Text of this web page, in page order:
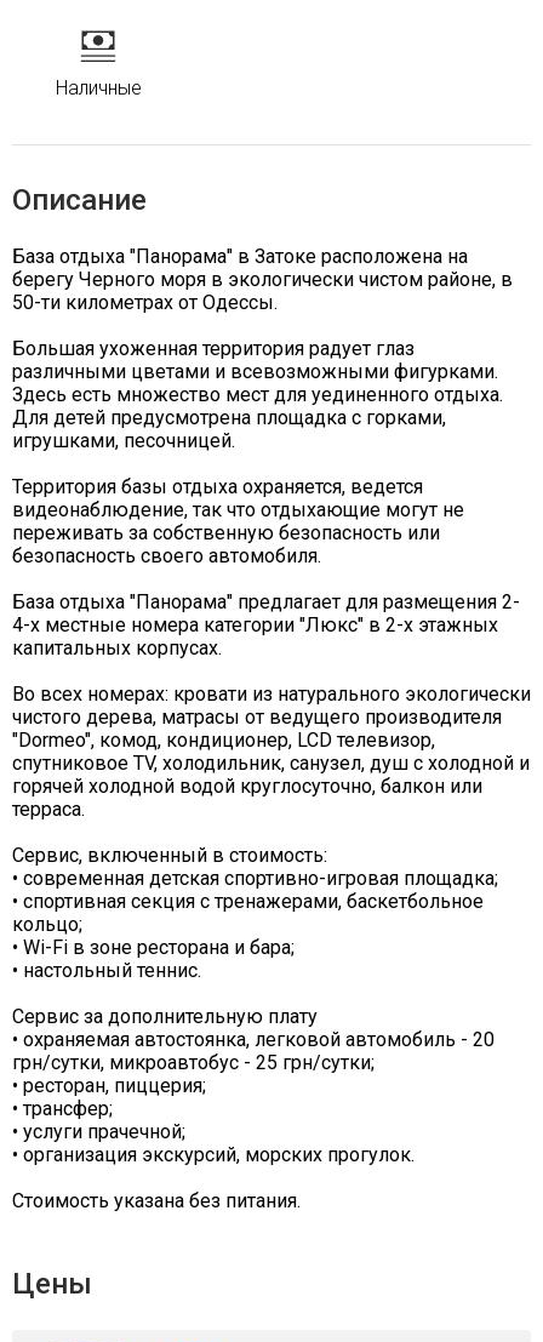
Наличные
Описание
База отдыха "Панорама" в Затоке расположена на
берегу Черного моря в экологически чистом районе, в
50-ти километрах от Одессы.
Большая ухоженная территория радует глаз
различными цветами и всевозможными фигурками.
Здесь есть множество мест для уединенного отдыха.
Для детей предусмотрена площадка с горками,
игрушками, песочницей.
Территория базы отдыха охраняется, ведется
видеонаблюдение, так что отдыхающие могут не
переживать за собственную безопасность или
безопасность своего автомобиля.
База отдыха "Панорама" предлагает для размещения 2-
4-х местные номера категории "Люкс" в 2-х этажных
капитальных корпусах.
Во всех номерах: кровати из натурального экологически
чистого дерева, матрасы от ведущего производителя
"Dormeo", комод, кондиционер, LCD телевизор,
спутниковое ТV, холодильник, санузел, душ с холодной и
горячей холодной водой круглосуточно, балкон или
терраса.
Сервис, включенный в стоимость:
• современная детская спортивно-игровая площадка;
• спортивная секция с тренажерами, баскетбольное
кольцо;
• Wi-Fi в зоне ресторана и бара;
• настольный теннис.
Сервис за дополнительную плату
• охраняемая автостоянка, легковой автомобиль - 20
грн/сутки, микроавтобус - 25 грн/сутки;
• ресторан, пиццерия;
• трансфер;
• услуги прачечной;
• организация экскурсий, морских прогулок.
Стоимость указана без питания.
Цены